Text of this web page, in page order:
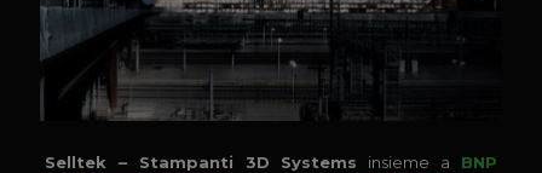
Selltek – Stampanti 3D Systems insieme a BNP